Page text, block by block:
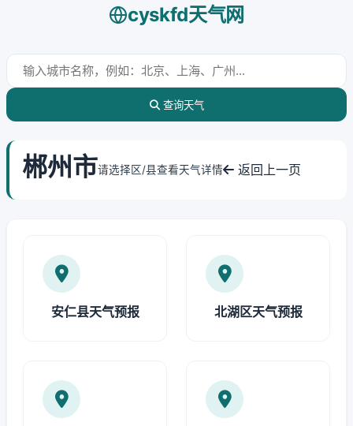
cyskfd天气网
查询天气
郴州市请选择区/县查看天气详情 返回上一页
安仁县天气预报 北湖区天气预报